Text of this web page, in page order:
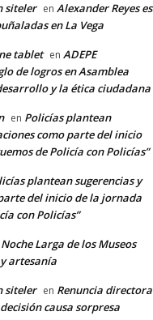
siteler en Alexander Reyes es
en La Vega
tablet en ADEPE
de logros en Asamblea
y la ética ciudadana
en Policías plantean
como parte del inicio
de Policía con Policías”
plantean sugerencias y
del inicio de la jornada
con Policías”
Larga de los Museos
artesanía
siteler en Renuncia directora
causa sorpresa